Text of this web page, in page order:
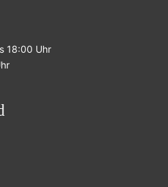
18:00 Uhr